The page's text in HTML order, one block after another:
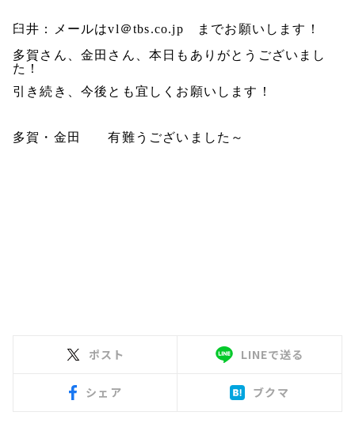
臼井：メールはvl＠tbs.co.jp までお願いします！
多賀さん、金田さん、本日もありがとうございまし
た！
引き続き、今後とも宜しくお願いします！
多賀・金田 有難うございました～
ポスト LINEで送る
シェア ブクマ